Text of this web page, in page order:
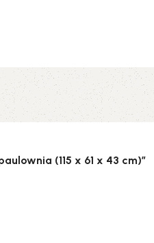
(115 x 61 x 43 cm)”